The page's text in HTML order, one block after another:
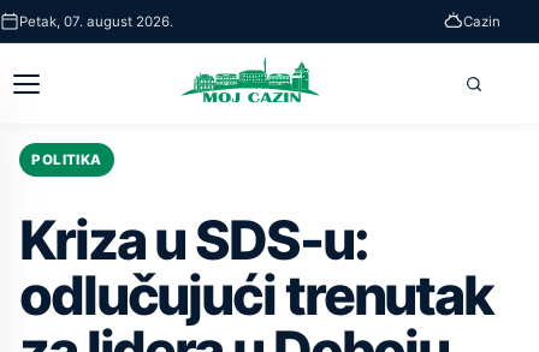
Skip
to
main
Petak, 07. august 2026. Cazin
Otvori
meni
POLITIKA
Kriza u SDS-u:
odlučujući trenutak